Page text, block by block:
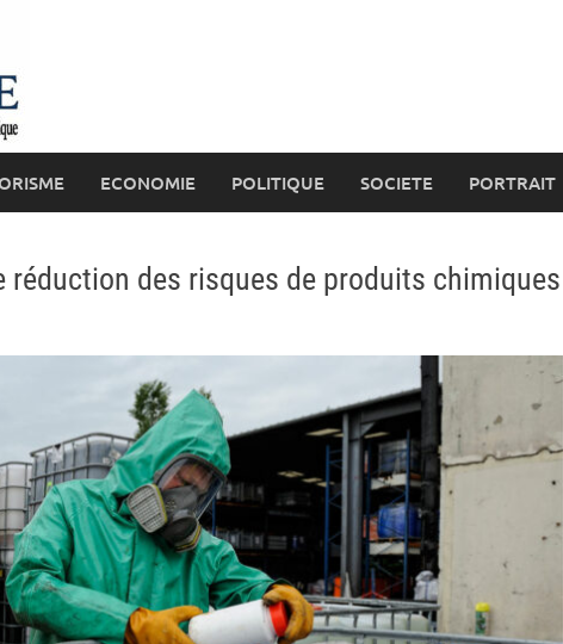
ECONOMIE POLITIQUE SOCIETE PORTRAIT
réduction des risques de produits chimiques